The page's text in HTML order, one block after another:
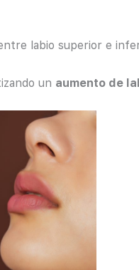
labio superior e
un aumento de